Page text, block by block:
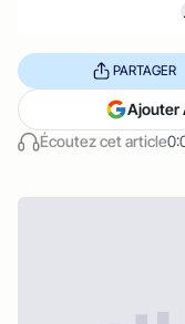
Écoutez cet article
PARTAGER
Ajouter